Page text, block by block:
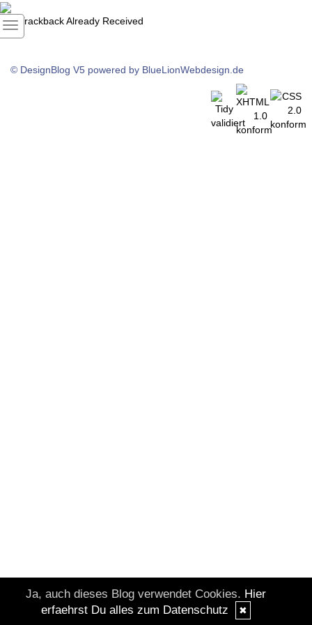
1 Trackback Already Received
© DesignBlog V5 powered by BlueLionWebdesign.de
Ja, auch dieses Blog verwendet Cookies. Hier
erfaehrst Du alles zum Datenschutz
✖